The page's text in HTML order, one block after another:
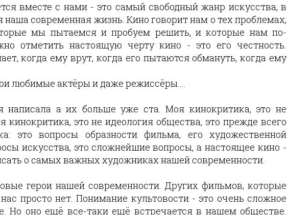
вместе с нами - это самый свободный жанр искусства, в
современная жизнь. Кино говорит нам о тех проблемах,
мы пытаемся и пробуем решить, и которые нам по-
отметить настоящую черту кино - это его честность.
когда ему врут, когда его пытаются обмануть, когда ему
любимые актёры и даже режиссёры....
а их больше уже ста. Моя кинокритика, это не
это не идеология общества, это прежде всего
это вопросы образности фильма, его художественной
искусства, это сложнейшие вопросы, а настоящее кино -
о самых важных художниках нашей современности.
герои нашей современности. Других фильмов, которые
просто нет. Понимание культовости - это очень сложное
Но оно ещё все-таки ещё встречается в нашем обществе.